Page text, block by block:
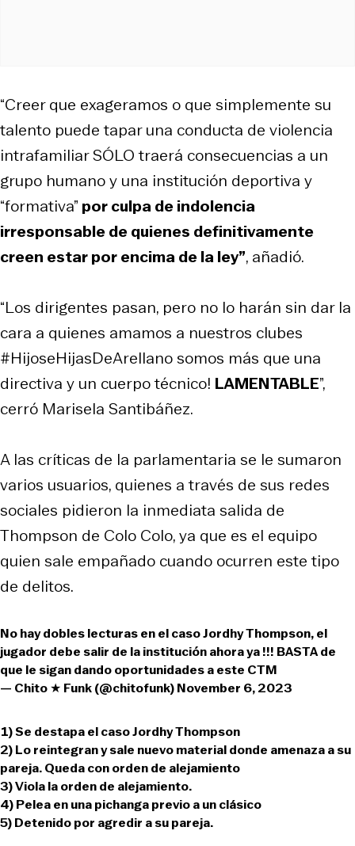
“Creer que exageramos o que simplemente su
talento puede tapar una conducta de violencia
intrafamiliar SÓLO traerá consecuencias a un
grupo humano y una institución deportiva y
“formativa” por culpa de indolencia
irresponsable de quienes definitivamente
creen estar por encima de la ley”, añadió.
“Los dirigentes pasan, pero no lo harán sin dar la
cara a quienes amamos a nuestros clubes
#HijoseHijasDeArellano somos más que una
directiva y un cuerpo técnico! LAMENTABLE”,
cerró Marisela Santibáñez.
A las críticas de la parlamentaria se le sumaron
varios usuarios, quienes a través de sus redes
sociales pidieron la inmediata salida de
Thompson de Colo Colo, ya que es el equipo
quien sale empañado cuando ocurren este tipo
de delitos.
No hay dobles lecturas en el caso Jordhy Thompson, el
jugador debe salir de la institución ahora ya !!! BASTA de
que le sigan dando oportunidades a este CTM
— Chito ★ Funk (@chitofunk)November 6, 2023
1) Se destapa el caso Jordhy Thompson
2) Lo reintegran y sale nuevo material donde amenaza a su
pareja. Queda con orden de alejamiento
3) Viola la orden de alejamiento.
4) Pelea en una pichanga previo a un clásico
5) Detenido por agredir a su pareja.